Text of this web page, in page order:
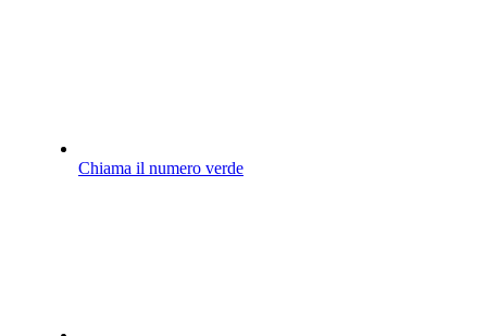
Chiama il numero verde